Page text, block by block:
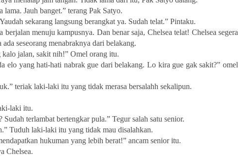
Jauh banget.” terang Pak Satyo.
sekarang langsung berangkat ya. Sudah telat.” Pintaku.
berjalan menuju kampusnya. Dan benar saja, Chelsea telat! Chelsea segera
seseorang menabraknya dari belakang.
jalan, sakit nih!” Omel orang itu.
elo yang hati-hati nabrak gue dari belakang. Lo kira gue gak sakit?” omel
teriak laki-laki itu yang tidak merasa bersalahh sekalipun.
laki itu.
terlambat bertengkar pula.” Tegur salah satu senior.
Tuduh laki-laki itu yang tidak mau disalahkan.
hukuman yang lebih berat!” ancam senior itu.
Chelsea.